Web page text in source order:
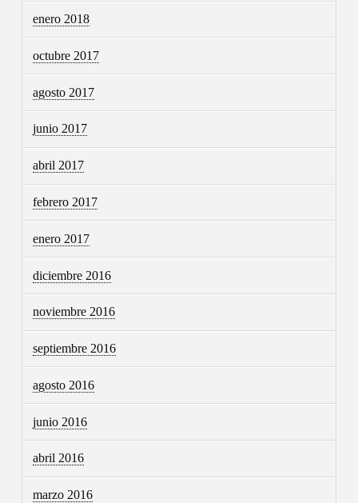
enero 2018
octubre 2017
agosto 2017
junio 2017
abril 2017
febrero 2017
enero 2017
diciembre 2016
noviembre 2016
septiembre 2016
agosto 2016
junio 2016
abril 2016
marzo 2016